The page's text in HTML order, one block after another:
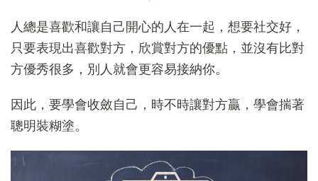
人總是喜歡和讓自己開心的人在一起，想要社交好，
只要表現出喜歡對方，欣賞對方的優點，並沒有比對
方優秀很多，別人就會更容易接納你。
因此，要學會收斂自己，時不時讓對方贏，學會揣著
聰明裝糊塗。